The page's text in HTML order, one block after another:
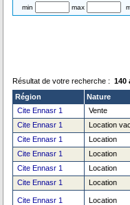
min
max
Résultat de votre recherche : 140
Région
Nature
Cite Ennasr 1
Vente
Cite Ennasr 1
Location
Cite Ennasr 1
Location
Cite Ennasr 1
Location
Cite Ennasr 1
Location
Cite Ennasr 1
Location
Cite Ennasr 1 Location